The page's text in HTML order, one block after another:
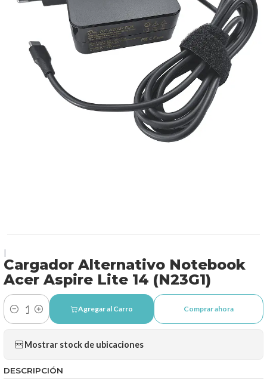
Cargador Alternativo Notebook
Acer Aspire Lite 14 (N23G1)
Cantidad
Agregar al Carro Comprar ahora
Mostrar stock de ubicaciones
DESCRIPCIÓN